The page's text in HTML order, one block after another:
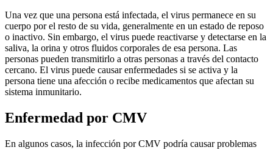
Una vez que una persona está infectada, el virus permanece en su
cuerpo por el resto de su vida, generalmente en un estado de reposo
o inactivo. Sin embargo, el virus puede reactivarse y detectarse en la
saliva, la orina y otros fluidos corporales de esa persona. Las
personas pueden transmitirlo a otras personas a través del contacto
cercano. El virus puede causar enfermedades si se activa y la
persona tiene una afección o recibe medicamentos que afectan su
sistema inmunitario.
Enfermedad por CMV
En algunos casos, la infección por CMV podría causar problemas